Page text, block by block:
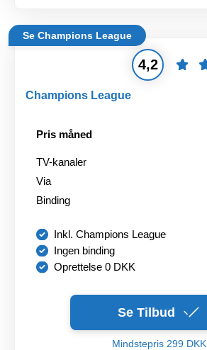
Se Champions League
Champions League
4,2
Pris måned
TV-kanaler
Via
Binding
Inkl. Champions League
Ingen binding
Oprettelse 0 DKK
Se Tilbud
Mindstepris 299 DKK